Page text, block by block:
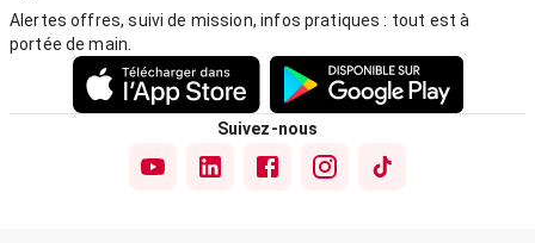
Alertes offres, suivi de mission, infos pratiques : tout est à
portée de main.
Suivez-nous